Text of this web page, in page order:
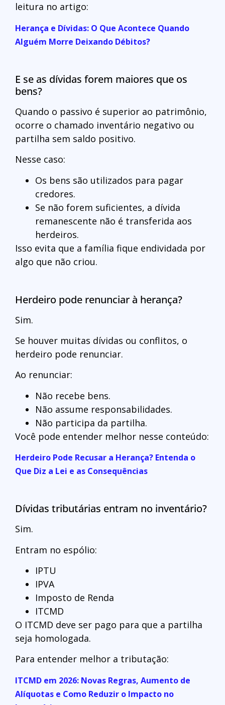
leitura no artigo:
Herança e Dívidas: O Que Acontece Quando
Alguém Morre Deixando Débitos?
E se as dívidas forem maiores que os
bens?
Quando o passivo é superior ao patrimônio,
ocorre o chamado inventário negativo ou
partilha sem saldo positivo.
Nesse caso:
Os bens são utilizados para pagar
credores.
Se não forem suficientes, a dívida
remanescente não é transferida aos
herdeiros.
Isso evita que a família fique endividada por
algo que não criou.
Herdeiro pode renunciar à herança?
Sim.
Se houver muitas dívidas ou conflitos, o
herdeiro pode renunciar.
Ao renunciar:
Não recebe bens.
Não assume responsabilidades.
Não participa da partilha.
Você pode entender melhor nesse conteúdo:
Herdeiro Pode Recusar a Herança? Entenda o
Que Diz a Lei e as Consequências
Dívidas tributárias entram no inventário?
Sim.
Entram no espólio:
IPTU
IPVA
Imposto de Renda
ITCMD
O ITCMD deve ser pago para que a partilha
seja homologada.
Para entender melhor a tributação:
ITCMD em 2026: Novas Regras, Aumento de
Alíquotas e Como Reduzir o Impacto no